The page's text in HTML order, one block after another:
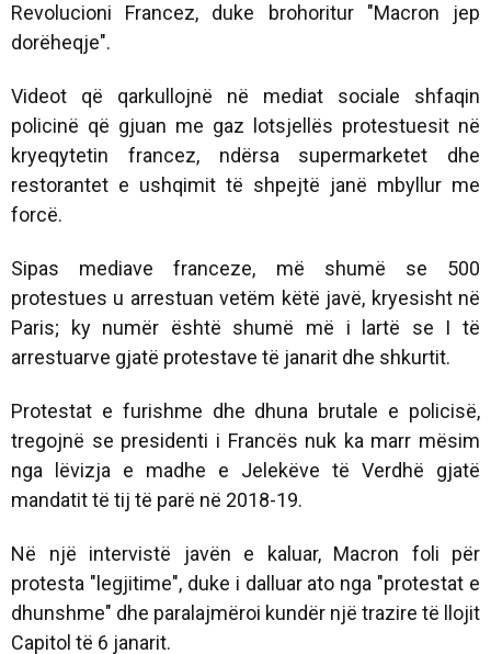
Revolucioni Francez, duke brohoritur "Macron jep
dorëheqje".
Videot që qarkullojnë në mediat sociale shfaqin
policinë që gjuan me gaz lotsjellës protestuesit në
kryeqytetin francez, ndërsa supermarketet dhe
restorantet e ushqimit të shpejtë janë mbyllur me
forcë.
Sipas mediave franceze, më shumë se 500
protestues u arrestuan vetëm këtë javë, kryesisht në
Paris; ky numër është shumë më i lartë se I të
arrestuarve gjatë protestave të janarit dhe shkurtit.
Protestat e furishme dhe dhuna brutale e policisë,
tregojnë se presidenti i Francës nuk ka marr mësim
nga lëvizja e madhe e Jelekëve të Verdhë gjatë
mandatit të tij të parë në 2018-19.
Në një intervistë javën e kaluar, Macron foli për
protesta "legjitime", duke i dalluar ato nga "protestat e
dhunshme" dhe paralajmëroi kundër një trazire të llojit
Capitol të 6 janarit.